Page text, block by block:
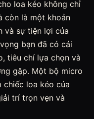
loa kéo không chỉ
còn là một khoản
và sự tiện lợi của
bạn đã có cái
tiêu chí lựa chọn và
gặp. Một bộ micro
chiếc loa kéo của
trí trọn vẹn và